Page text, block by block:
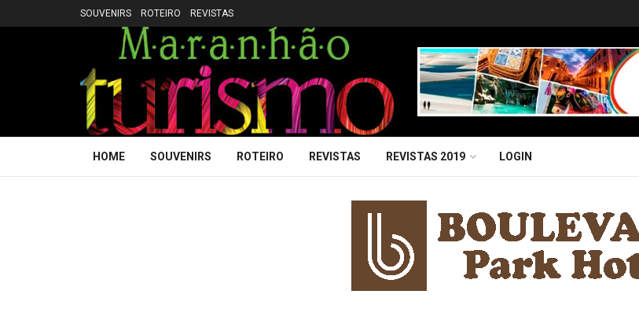
SOUVENIRS ROTEIRO REVISTAS
HOME SOUVENIRS ROTEIRO REVISTAS REVISTAS 2019 LOGIN